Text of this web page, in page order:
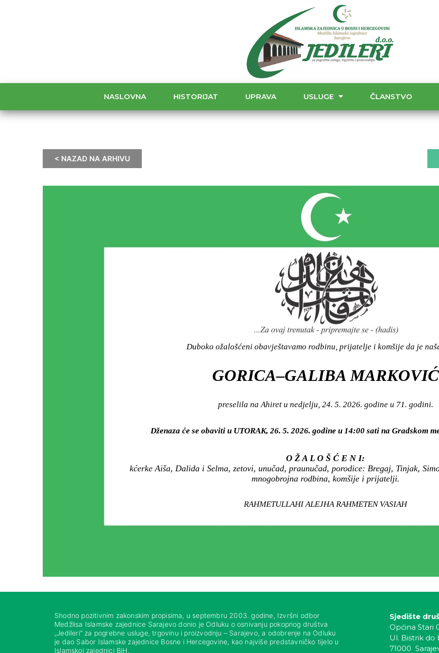
NASLOVNA HISTORIJAT UPRAVA USLUGE ČLANSTVO
< NAZAD NA ARHIVU
Duboko ožalošćeni obavještavamo rodbinu, prijatelje i komšije da je
GORICA–GALIBA MARKOVIĆ
preselila na Ahiret u nedjelju, 24. 5. 2026. godine u 71. godini.
Dženaza će se obaviti u UTORAK, 26. 5. 2026. godine u 14:00 sati na Gradskom
O Ž A L O Š Ć E N I:
kćerke Aiša, Dalida i Selma, zetovi, unučad, praunučad, porodice: Bregaj, Tinjak,
mnogobrojna rodbina, komšije i prijatelji.
RAHMETULLAHI ALEJHA RAHMETEN VASIAH
Shodno pozitivnim zakonskim propisima, u septembru 2003. godine, Izvršni odbor
Medžlisa Islamske zajednice Sarajevo donio je Odluku o osnivanju pokopnog društva
„Jedileri“ za pogrebne usluge, trgovinu i proizvodnju – Sarajevo, a odobrenje na Odluku
je dao Sabor Islamske zajednice Bosne i Hercegovine, kao najviše predstavničko tijelo u
Islamskoj zajednici BiH.
Sjedište
Općina Stari
Ul. Bistrik do
71000